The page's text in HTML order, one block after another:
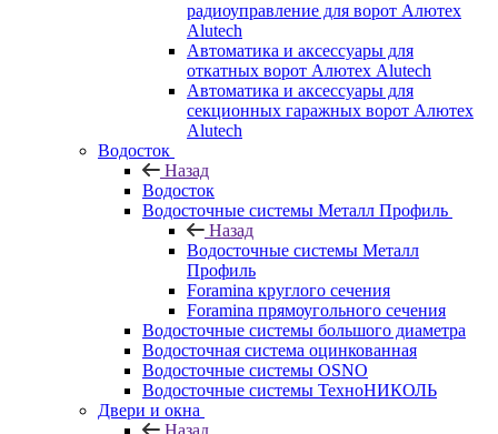
радиоуправление для ворот Алютех
Alutech
Автоматика и аксессуары для
откатных ворот Алютех Alutech
Автоматика и аксессуары для
секционных гаражных ворот Алютех
Alutech
Водосток
Назад
Водосток
Водосточные системы Металл Профиль
Назад
Водосточные системы Металл
Профиль
Foramina круглого сечения
Foramina прямоугольного сечения
Водосточные системы большого диаметра
Водосточная система оцинкованная
Водосточные системы OSNO
Водосточные системы ТехноНИКОЛЬ
Двери и окна
Назад